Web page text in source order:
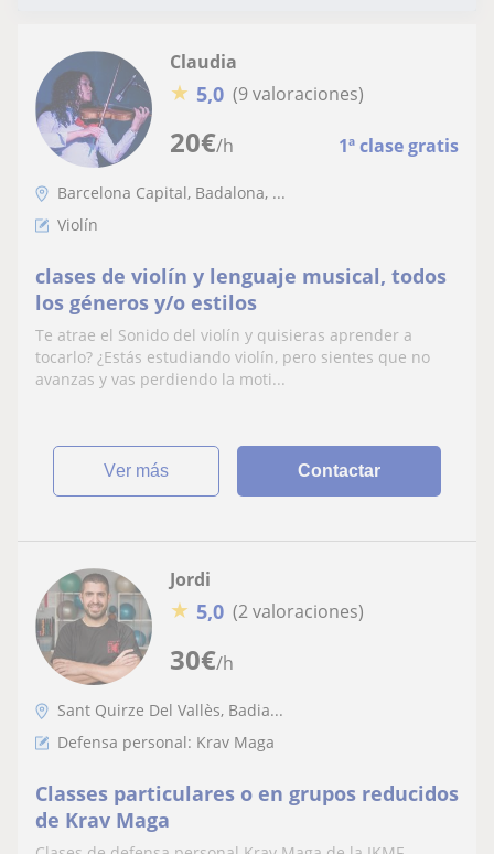
20€/h 1ª clase gratis
Claudia
★ 5,0 (9 valoraciones)
Barcelona Capital, Badalona, ...
Violín
clases de violín y lenguaje musical, todos
los géneros y/o estilos
Te atrae el Sonido del violín y quisieras aprender a
tocarlo? ¿Estás estudiando violín, pero sientes que no
avanzas y vas perdiendo la moti...
ver más Contactar
30€/h
Jordi
★ 5,0 (2 valoraciones)
Sant Quirze Del Vallès, Badia...
Defensa personal: Krav Maga
Classes particulares o en grupos reducidos
de Krav Maga